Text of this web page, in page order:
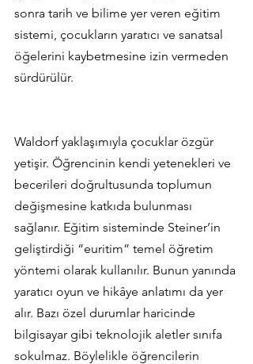
sonra tarih ve bilime yer veren eğitim
sistemi, çocukların yaratıcı ve sanatsal
öğelerini kaybetmesine izin vermeden
sürdürülür.
Waldorf yaklaşımıyla çocuklar özgür
yetişir. Öğrencinin kendi yetenekleri ve
becerileri doğrultusunda toplumun
değişmesine katkıda bulunması
sağlanır. Eğitim sisteminde Steiner’in
geliştirdiği “euritim” temel öğretim
yöntemi olarak kullanılır. Bunun yanında
yaratıcı oyun ve hikâye anlatımı da yer
alır. Bazı özel durumlar haricinde
bilgisayar gibi teknolojik aletler sınıfa
sokulmaz. Böylelikle öğrencilerin